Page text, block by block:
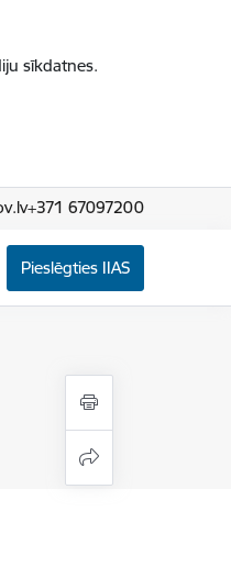
sīkdatnes.
+371 67097200
Pieslēgties IIAS